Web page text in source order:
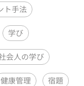
ト手法
学び
会人の学び
健康管理 宿題